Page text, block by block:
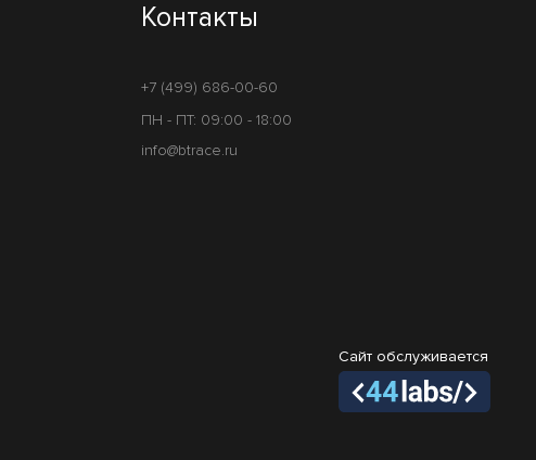
Контакты
+7 (499) 686-00-60
ПН - ПТ: 09:00 - 18:00
info@btrace.ru
Сайт обслуживается